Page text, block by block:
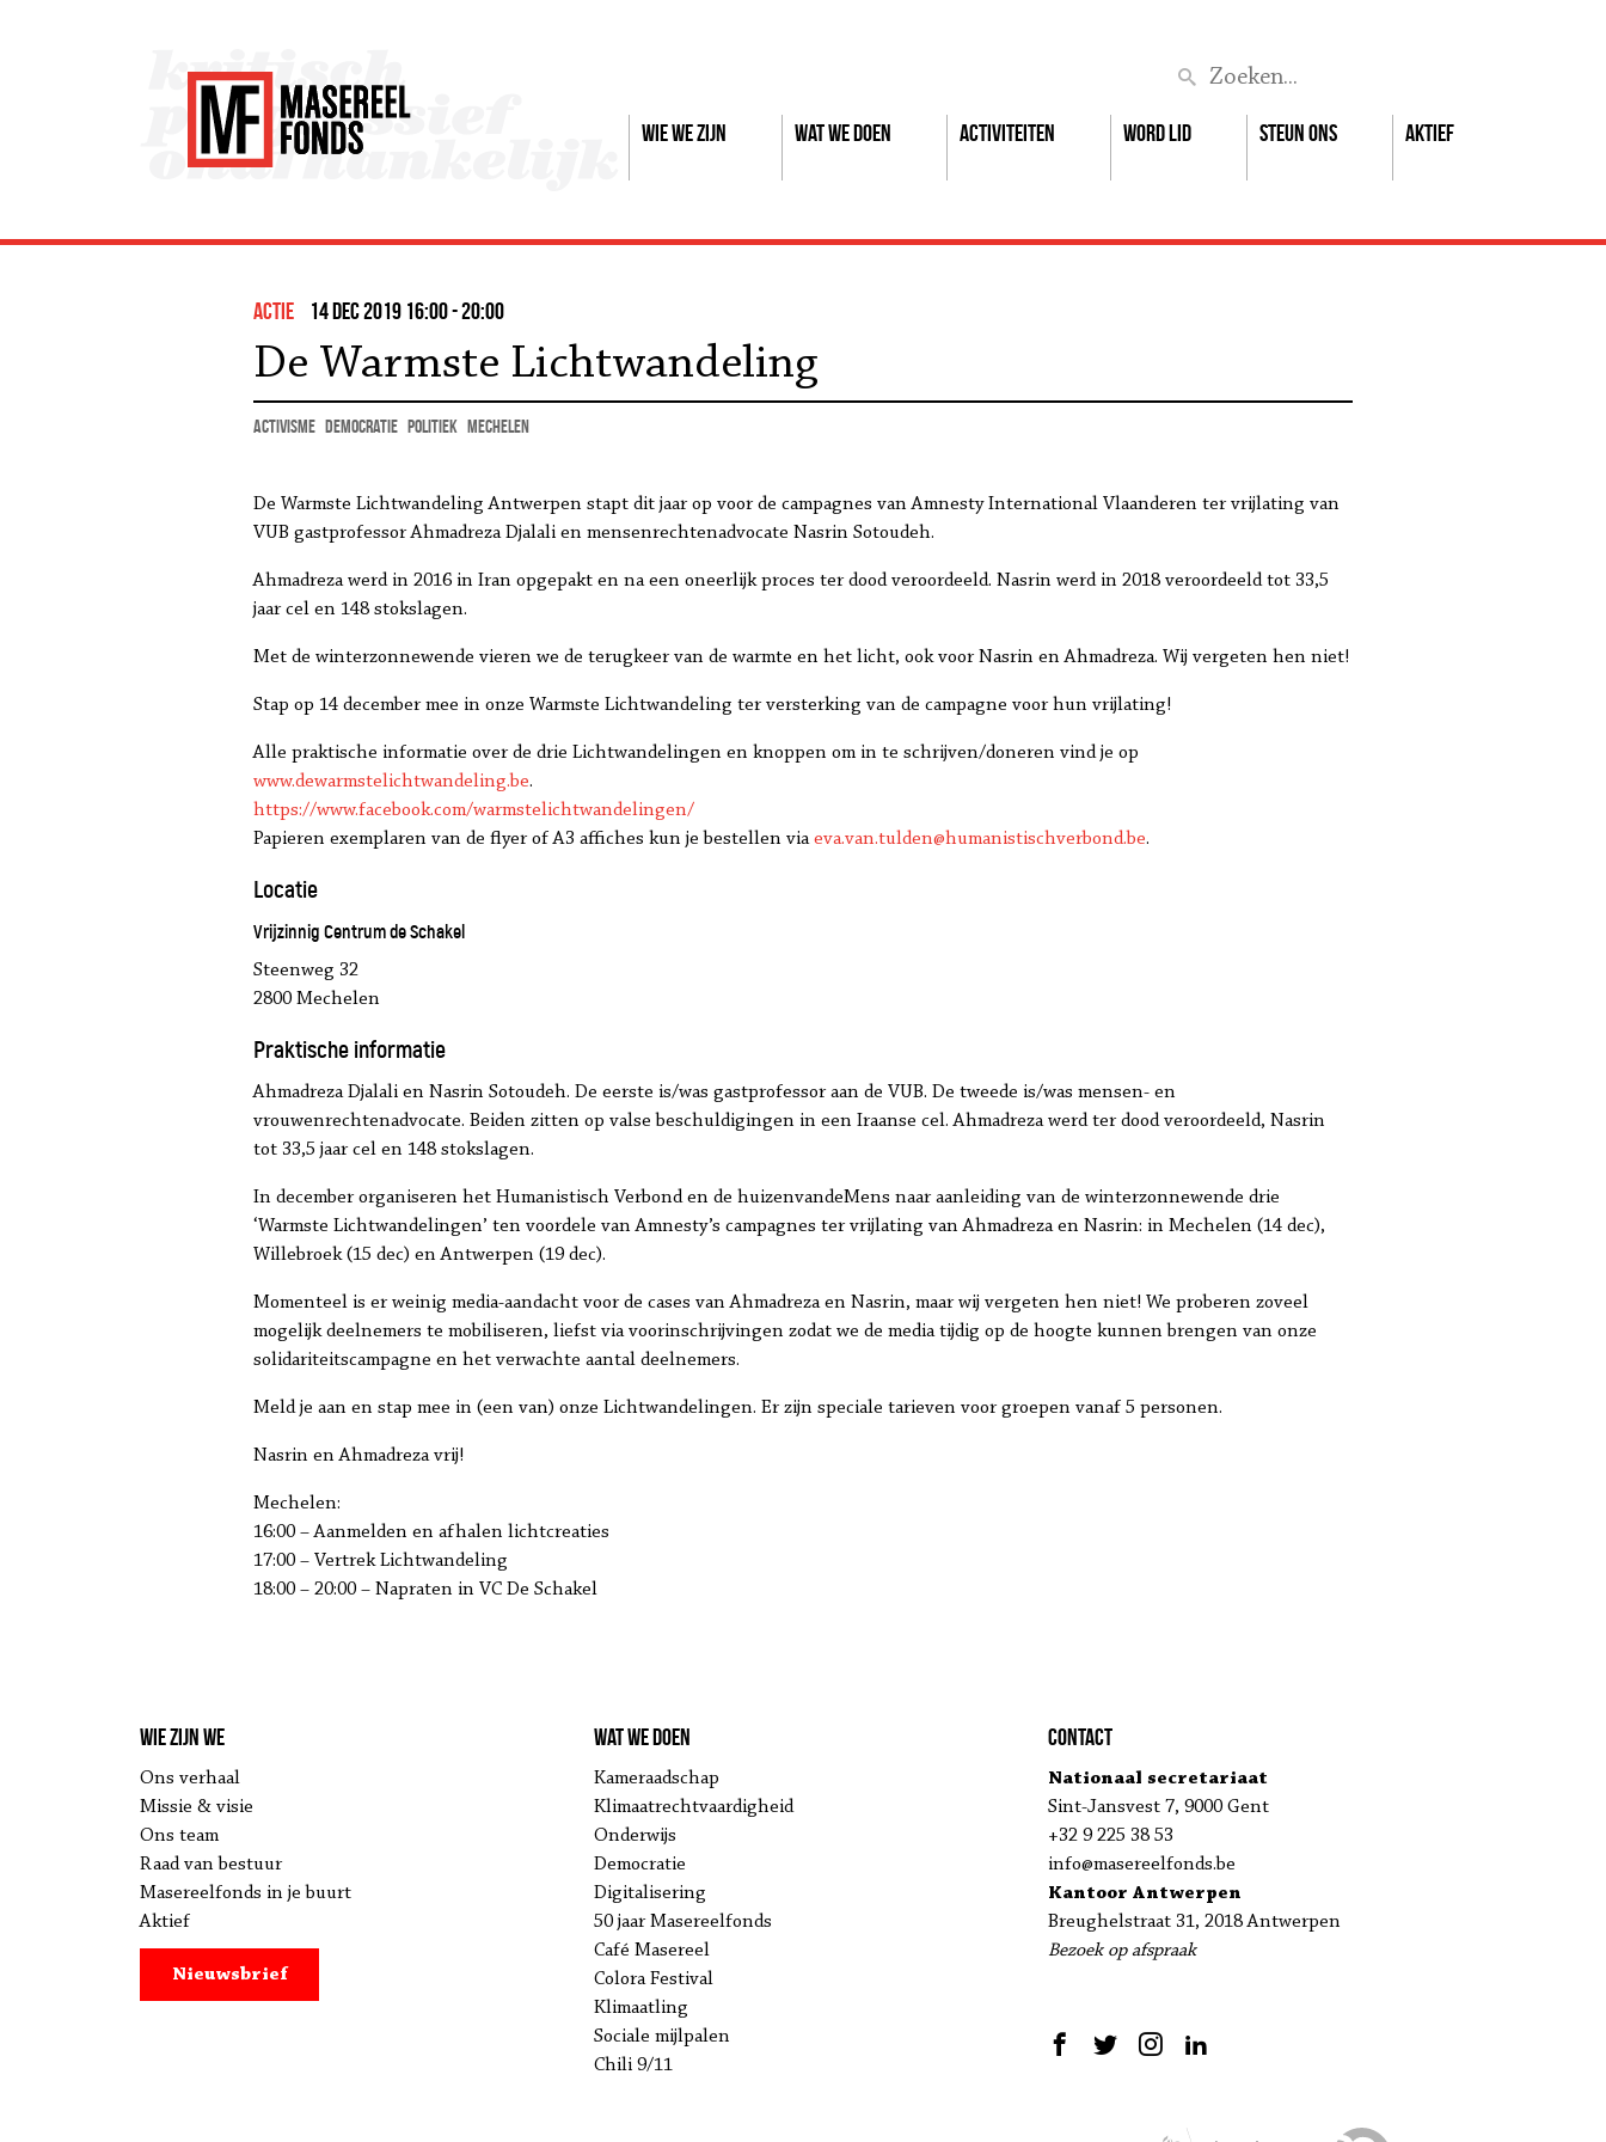
Wie we zijn Wat we doen Activiteiten Word lid Steun ons Aktief
actie 14 dec 2019 16:00 - 20:00
De Warmste Lichtwandeling
activisme democratie politiek Mechelen
De Warmste Lichtwandeling Antwerpen stapt dit jaar op voor de campagnes van Amnesty International Vlaanderen ter vrijlating van
VUB gastprofessor Ahmadreza Djalali en mensenrechtenadvocate Nasrin Sotoudeh.
Ahmadreza werd in 2016 in Iran opgepakt en na een oneerlijk proces ter dood veroordeeld. Nasrin werd in 2018 veroordeeld tot 33,5
jaar cel en 148 stokslagen.
Met de winterzonnewende vieren we de terugkeer van de warmte en het licht, ook voor Nasrin en Ahmadreza. Wij vergeten hen niet!
Stap op 14 december mee in onze Warmste Lichtwandeling ter versterking van de campagne voor hun vrijlating!
Alle praktische informatie over de drie Lichtwandelingen en knoppen om in te schrijven/doneren vind je op
www.dewarmstelichtwandeling.be.
https://www.facebook.com/warmstelichtwandelingen/
Papieren exemplaren van de flyer of A3 affiches kun je bestellen viaeva.van.tulden@humanistischverbond.be.
Locatie
Vrijzinnig Centrum de Schakel
Steenweg 32
2800 Mechelen
Praktische informatie
Ahmadreza Djalali en Nasrin Sotoudeh. De eerste is/was gastprofessor aan de VUB. De tweede is/was mensen- en
vrouwenrechtenadvocate. Beiden zitten op valse beschuldigingen in een Iraanse cel. Ahmadreza werd ter dood veroordeeld, Nasrin
tot 33,5 jaar cel en 148 stokslagen.
In december organiseren het Humanistisch Verbond en de huizenvandeMens naar aanleiding van de winterzonnewende drie
‘Warmste Lichtwandelingen’ ten voordele van Amnesty’s campagnes ter vrijlating van Ahmadreza en Nasrin: in Mechelen (14 dec),
Willebroek (15 dec) en Antwerpen (19 dec).
Momenteel is er weinig media-aandacht voor de cases van Ahmadreza en Nasrin, maar wij vergeten hen niet! We proberen zoveel
mogelijk deelnemers te mobiliseren, liefst via voorinschrijvingen zodat we de media tijdig op de hoogte kunnen brengen van onze
solidariteitscampagne en het verwachte aantal deelnemers.
Meld je aan en stap mee in (een van) onze Lichtwandelingen. Er zijn speciale tarieven voor groepen vanaf 5 personen.
Nasrin en Ahmadreza vrij!
Mechelen:
16:00 – Aanmelden en afhalen lichtcreaties
17:00 – Vertrek Lichtwandeling
18:00 – 20:00 – Napraten in VC De Schakel
Wie zijn we
Ons verhaal
Missie & visie
Ons team
Raad van bestuur
Masereelfonds in je buurt
Aktief
Nieuwsbrief
Wat we doen
Kameraadschap
Klimaatrechtvaardigheid
Onderwijs
Democratie
Digitalisering
50 jaar Masereelfonds
Café Masereel
Colora Festival
Klimaatling
Sociale mijlpalen
Chili 9/11
Contact
Nationaal secretariaat
Sint-Jansvest 7, 9000 Gent
+32 9 225 38 53
info@masereelfonds.be
Kantoor Antwerpen
Breughelstraat 31, 2018 Antwerpen
Bezoek op afspraak